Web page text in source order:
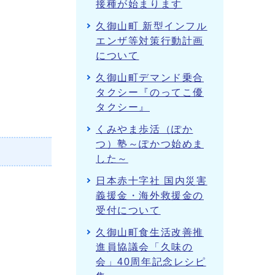
接種が始まります
久御山町 新型インフル
エンザ等対策行動計画
について
久御山町デマンド乗合
タクシー『のってこ優
タクシー』
くみやま歩活（ぽか
つ）塾～ぽかつ始めま
した～
日本赤十字社 国内災害
義援金・海外救援金の
受付について
久御山町食生活改善推
進員協議会「久味の
会」40周年記念レシピ